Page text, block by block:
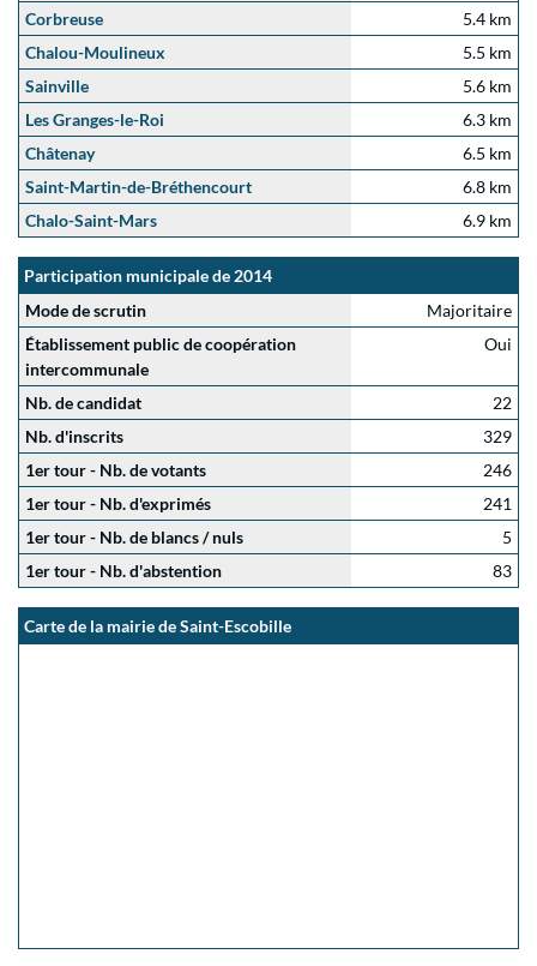
Corbreuse
5.4 km
Chalou-Moulineux
5.5 km
Sainville
5.6 km
Les Granges-le-Roi
6.3 km
Châtenay
6.5 km
Saint-Martin-de-Bréthencourt
6.8 km
Chalo-Saint-Mars
6.9 km
Participation municipale de 2014
Mode de scrutin
Majoritaire
Établissement public de coopération
intercommunale
Oui
Nb. de candidat
22
Nb. d'inscrits
329
1er tour - Nb. de votants
246
1er tour - Nb. d'exprimés
241
1er tour - Nb. de blancs / nuls
5
1er tour - Nb. d'abstention
83
Carte de la mairie de Saint-Escobille